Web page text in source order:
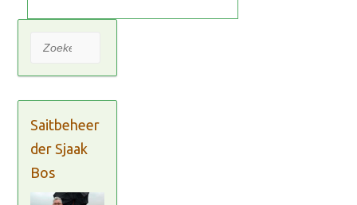
Zoeken
Saitbeheer
der Sjaak
Bos